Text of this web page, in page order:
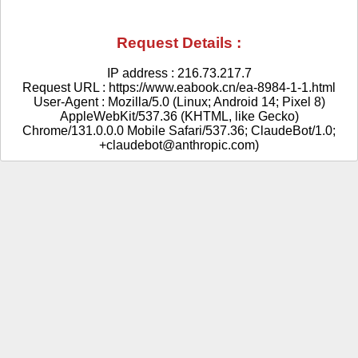
Request Details :
IP address : 216.73.217.7
Request URL : https://www.eabook.cn/ea-8984-1-1.html
User-Agent : Mozilla/5.0 (Linux; Android 14; Pixel 8)
AppleWebKit/537.36 (KHTML, like Gecko)
Chrome/131.0.0.0 Mobile Safari/537.36; ClaudeBot/1.0;
+claudebot@anthropic.com)